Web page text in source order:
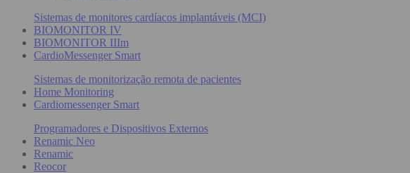
Sistemas de monitores cardíacos implantáveis (MCI)
BIOMONITOR IV
BIOMONITOR IIIm
CardioMessenger Smart
Sistemas de monitorização remota de pacientes
Home Monitoring
Cardiomessenger Smart
Programadores e Dispositivos Externos
Renamic Neo
Renamic
Reocor